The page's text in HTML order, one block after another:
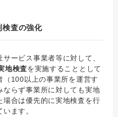
検査の強化
ービス事業者等に対して、
地検査を実施することとして
（100以上の事業所を運営す
ならず事業所に対しても実地
場合は優先的に実地検査を行
ます。